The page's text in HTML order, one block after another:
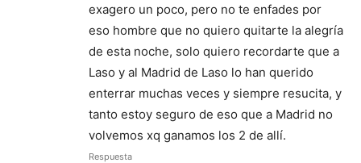
exagero un poco, pero no te enfades por
eso hombre que no quiero quitarte la alegría
de esta noche, solo quiero recordarte que a
Laso y al Madrid de Laso lo han querido
enterrar muchas veces y siempre resucita, y
tanto estoy seguro de eso que a Madrid no
volvemos xq ganamos los 2 de allí.
Respuesta